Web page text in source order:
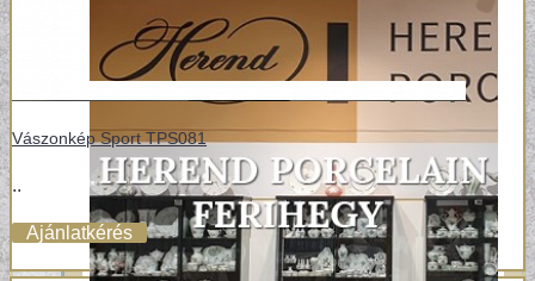
Vászonkép Sport TPS081
..
Ajánlatkérés